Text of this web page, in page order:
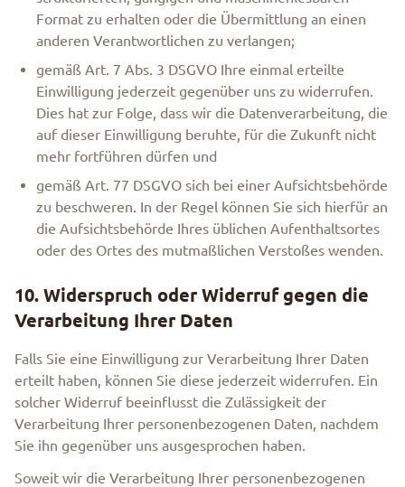
Format zu erhalten oder die Übermittlung an einen
anderen Verantwortlichen zu verlangen;
gemäß Art. 7 Abs. 3 DSGVO Ihre einmal erteilte
Einwilligung jederzeit gegenüber uns zu widerrufen.
Dies hat zur Folge, dass wir die Datenverarbeitung, die
auf dieser Einwilligung beruhte, für die Zukunft nicht
mehr fortführen dürfen und
gemäß Art. 77 DSGVO sich bei einer Aufsichtsbehörde
zu beschweren. In der Regel können Sie sich hierfür an
die Aufsichtsbehörde Ihres üblichen Aufenthaltsortes
oder des Ortes des mutmaßlichen Verstoßes wenden.
10. Widerspruch oder Widerruf gegen die
Verarbeitung Ihrer Daten
Falls Sie eine Einwilligung zur Verarbeitung Ihrer Daten
erteilt haben, können Sie diese jederzeit widerrufen. Ein
solcher Widerruf beeinflusst die Zulässigkeit der
Verarbeitung Ihrer personenbezogenen Daten, nachdem
Sie ihn gegenüber uns ausgesprochen haben.
Soweit wir die Verarbeitung Ihrer personenbezogenen